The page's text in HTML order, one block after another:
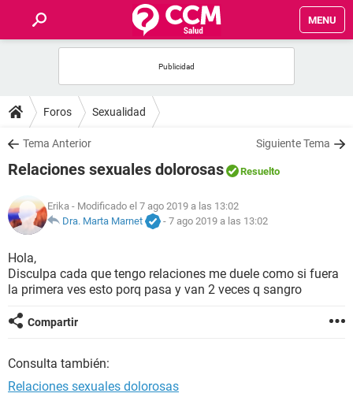
MENU
FOROS
SALUD
NUTRICIÓN
BIENESTAR
Foros Sexualidad
Tema Anterior Siguiente Tema
Relaciones sexuales dolorosas Resuelto
Erika - Modificado el 7 ago 2019 a las 13:02
Dra. Marta Marnet
- 7 ago 2019 a las 13:02
Hola,
Disculpa cada que tengo relaciones me duele como si fuera
la primera ves esto porq pasa y van 2 veces q sangro
Compartir
Consulta también:
Relaciones sexuales dolorosas